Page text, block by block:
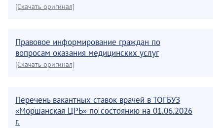
[Скачать оригинал]
Правовое информирование граждан по
вопросам оказания медицинских услуг
[Скачать оригинал]
Перечень вакантных ставок врачей в ТОГБУЗ
«Моршанская ЦРБ» по состоянию на 01.06.2026
г.